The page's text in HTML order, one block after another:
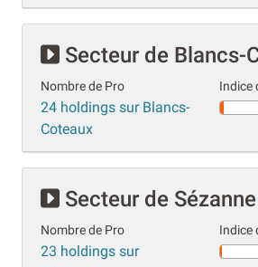
Secteur de Blancs-
Nombre de Pro
24 holdings sur Blancs-
Coteaux
Indice
Secteur de Sézanne
Nombre de Pro
23 holdings sur
Indice